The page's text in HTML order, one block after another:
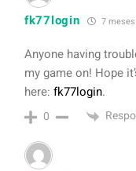
fk77login 7
Anyone having
my game on! Hope
here: fk77login.
0